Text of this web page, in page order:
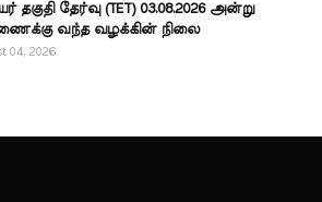
தகுதி தேர்வு (TET) 03.08.2026 அன்று
வந்த வழக்கின் நிலை
04, 2026